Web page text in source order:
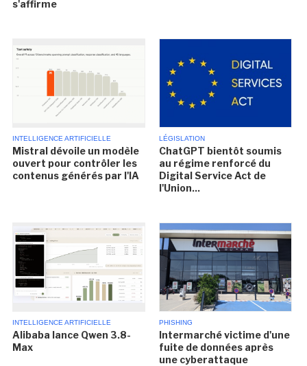
s'affirme
INTELLIGENCE ARTIFICIELLE
Mistral dévoile un modèle
ouvert pour contrôler les
contenus générés par l'IA
LÉGISLATION
ChatGPT bientôt soumis
au régime renforcé du
Digital Service Act de
l'Union...
INTELLIGENCE ARTIFICIELLE
Alibaba lance Qwen 3.8-
Max
PHISHING
Intermarché victime d'une
fuite de données après
une cyberattaque